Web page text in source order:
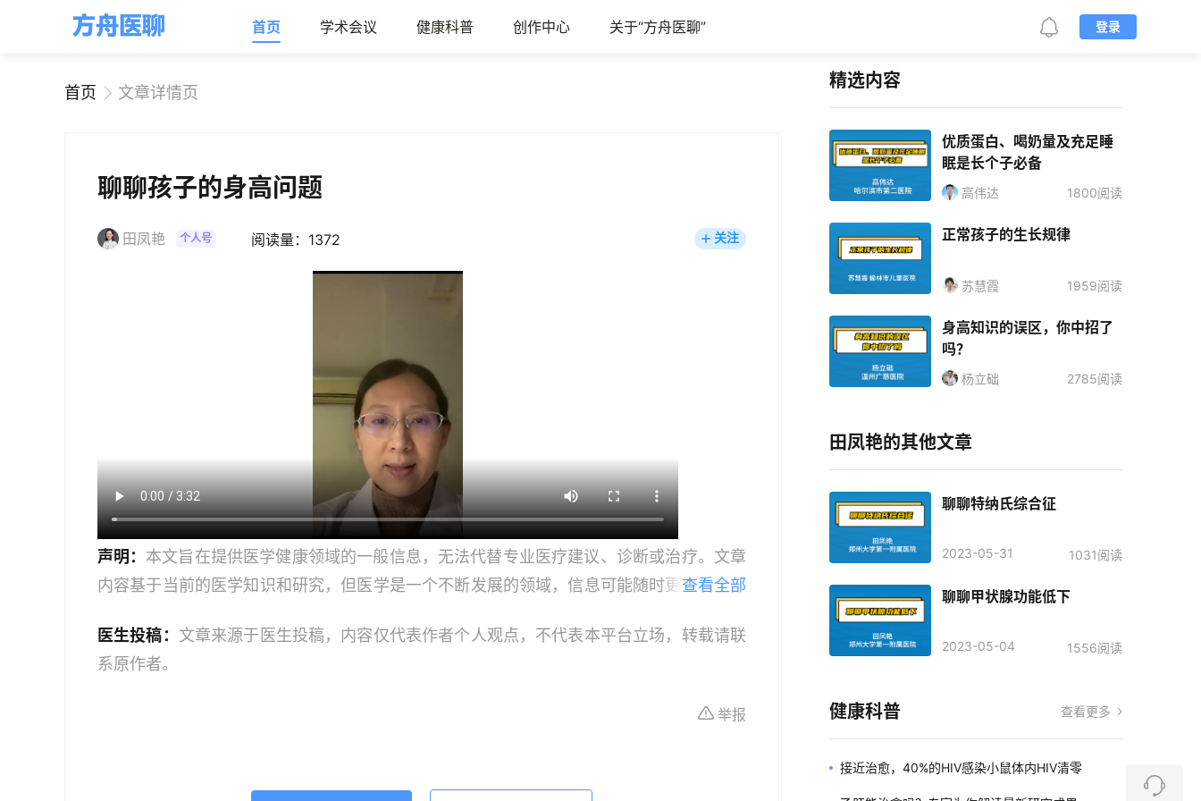
首页 学术会议 健康科普 创作中心 关于“方舟医聊” 登录
首页 文章详情页
聊聊孩子的身高问题
田凤艳 个人号 阅读量：1372 关注
声明： 本文旨在提供医学健康领域的一般信息，无法代替专业医疗建议、诊断或治疗。文章
内容基于当前的医学知识和研究，但医学是一个不断发展的领域，信息可能随时更新，因此
业人员。本文中的信息不应作为自我诊断或治疗的依据，紧急医疗情况应立即寻求专业医疗
服务；如果您是医务人员，本文内容旨在作为教育和信息更新的资源。在临床实践中应用本
查看全部
医生投稿： 文章来源于医生投稿，内容仅代表作者个人观点，不代表本平台立场，转载请联
系原作者。
举报
精选内容
优质蛋白、喝奶量及充足睡
眠是长个子必备
高伟达 1800阅读
正常孩子的生长规律
苏慧霞 1959阅读
身高知识的误区，你中招了
吗？
杨立础 2785阅读
田凤艳的其他文章
聊聊特纳氏综合征
2023-05-31 1031阅读
聊聊甲状腺功能低下
2023-05-04 1556阅读
健康科普 查看更多
接近治愈，40%的HIV感染小鼠体内HIV清零